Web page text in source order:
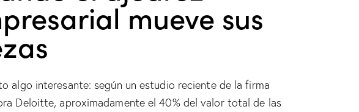
mueve sus
algo interesante: según un estudio reciente de la firma
Deloitte, aproximadamente el 40% del valor total de las